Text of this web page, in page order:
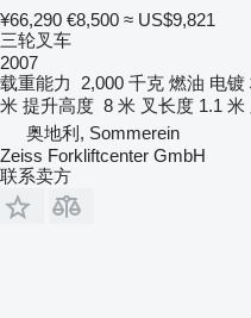
¥66,290 €8,500 ≈ US$9,821
三轮叉车
2007
载重能力
2,000 千克 燃油 电镀
米 提升高度 8 米 叉长度 1.1 米
奥地利, Sommerein
Zeiss Forkliftcenter GmbH
联系卖方